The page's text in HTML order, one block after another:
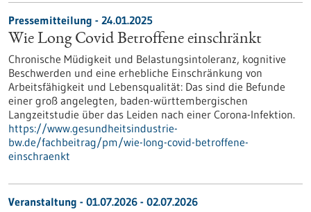
Pressemitteilung - 24.01.2025
Wie Long Covid Betroffene einschränkt
Chronische Müdigkeit und Belastungsintoleranz, kognitive
Beschwerden und eine erhebliche Einschränkung von
Arbeitsfähigkeit und Lebensqualität: Das sind die Befunde
einer groß angelegten, baden-württembergischen
Langzeitstudie über das Leiden nach einer Corona-Infektion.
https://www.gesundheitsindustrie-
bw.de/fachbeitrag/pm/wie-long-covid-betroffene-
einschraenkt
Veranstaltung - 01.07.2026 - 02.07.2026